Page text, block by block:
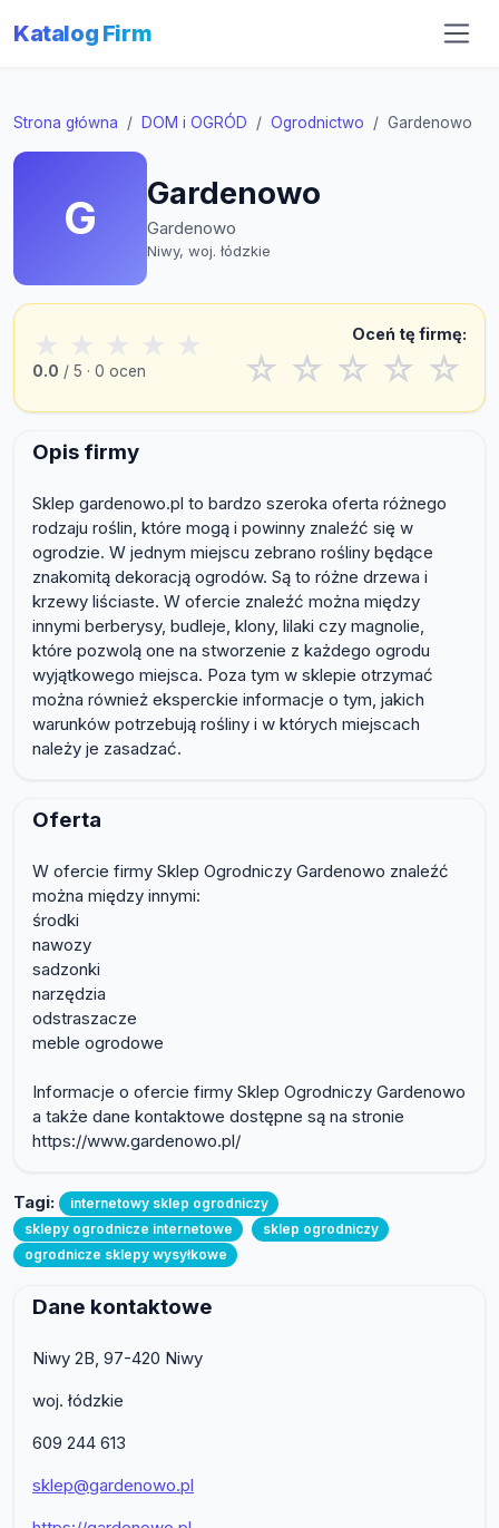
Katalog Firm
Strona główna DOM i OGRÓD Ogrodnictwo Gardenowo
G Gardenowo
Gardenowo
Niwy, woj. łódzkie
★ ★ ★ ★ ★
0.0 / 5 · 0 ocen
Oceń tę firmę:
☆ ☆ ☆ ☆ ☆
Opis firmy
Sklep gardenowo.pl to bardzo szeroka oferta różnego
rodzaju roślin, które mogą i powinny znaleźć się w
ogrodzie. W jednym miejscu zebrano rośliny będące
znakomitą dekoracją ogrodów. Są to różne drzewa i
krzewy liściaste. W ofercie znaleźć można między
innymi berberysy, budleje, klony, lilaki czy magnolie,
które pozwolą one na stworzenie z każdego ogrodu
wyjątkowego miejsca. Poza tym w sklepie otrzymać
można również eksperckie informacje o tym, jakich
warunków potrzebują rośliny i w których miejscach
należy je zasadzać.
Oferta
W ofercie firmy Sklep Ogrodniczy Gardenowo znaleźć
można między innymi:
środki
nawozy
sadzonki
narzędzia
odstraszacze
meble ogrodowe
Informacje o ofercie firmy Sklep Ogrodniczy Gardenowo
a także dane kontaktowe dostępne są na stronie
https://www.gardenowo.pl/
Tagi:
internetowy sklep ogrodniczy
sklepy ogrodnicze internetowe
sklep ogrodniczy
ogrodnicze sklepy wysyłkowe
Dane kontaktowe
Niwy 2B, 97-420 Niwy
woj. łódzkie
609 244 613
sklep@gardenowo.pl